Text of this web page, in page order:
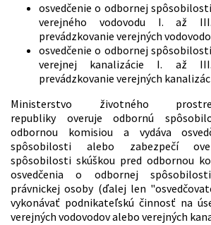
osvedčenie o odbornej
verejného vodovodu I. až
prevádzkovanie verejných
osvedčenie o odbornej
verejnej kanalizácie I. až
prevádzkovanie verejných
Ministerstvo životného
republiky overuje odbornú
odbornou komisiou a vydáva
spôsobilosti alebo zabezpečí
spôsobilosti skúškou pred odbornou
osvedčenia o odbornej
právnickej osoby (ďalej len
vykonávať podnikateľskú činnosť na
verejných vodovodov alebo verejných